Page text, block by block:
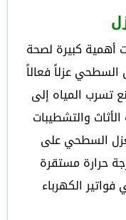
أهمية كبيرة لصحة
السطحي عزلاً فعالاً
تسرب المياه إلى
والتشطيبات
السطحي على
حرارة مستقرة
فواتير الكهرباء